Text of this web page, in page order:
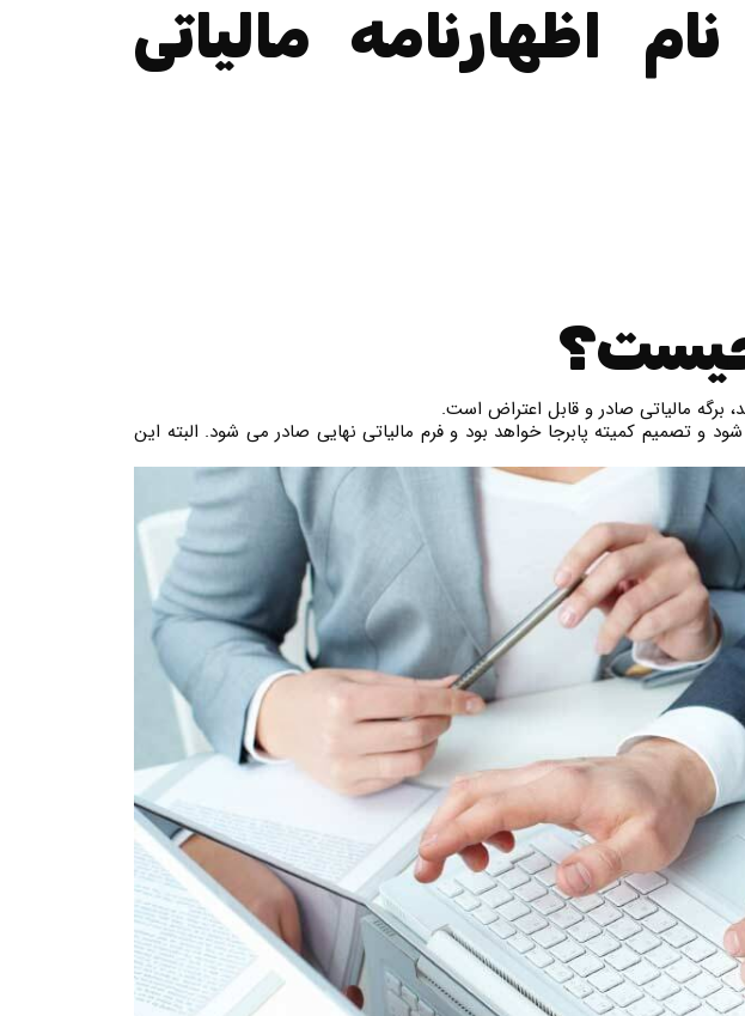
اظهارنامه مالیاتی
چیست؟
برگه مالیاتی صادر و قابل اعتراض است.
و تصمیم کمیته پابرجا خواهد بود و فرم مالیاتی نهایی صادر می شود. البته این